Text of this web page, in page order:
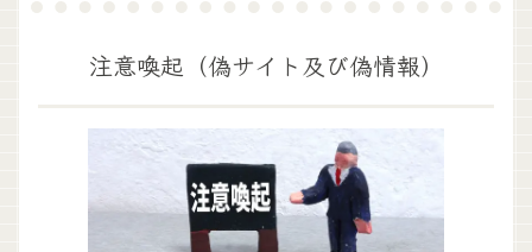
注意喚起（偽サイト及び偽情報）